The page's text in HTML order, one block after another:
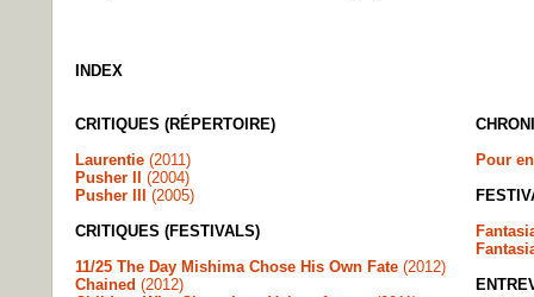
INDEX
CRITIQUES (RÉPERTOIRE)
Laurentie (2011)
Pusher II
(2004)
Pusher III
(2005)
CRITIQUES (FESTIVALS)
11/25 The Day Mishima Chose His Own Fate (2012)
Chained (2012)
Pour